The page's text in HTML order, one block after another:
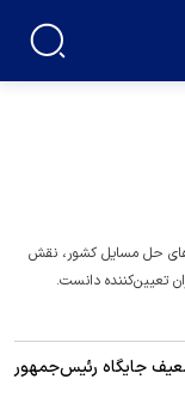
حل مسایل کشور، نقش
تعیین‌کننده دانست.
جایگاه رئیس‌جمهور